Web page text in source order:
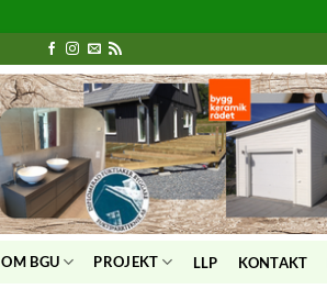
OM BGU PROJEKT LLP KONTAKT